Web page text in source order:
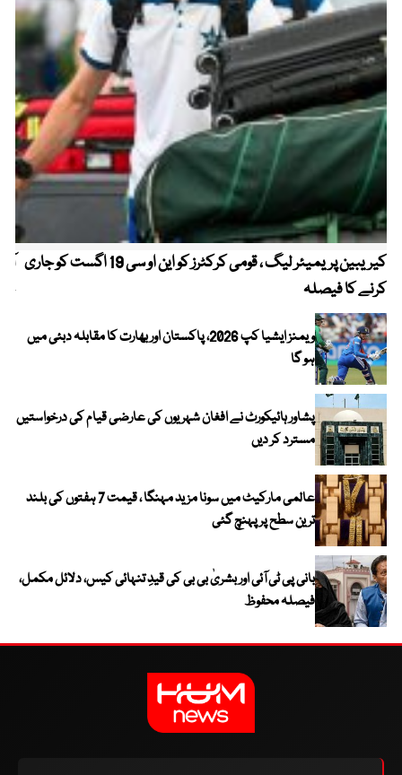
کیریبین پریمیئر لیگ ، قومی کرکٹرز کو این او سی 19 اگست کو جاری
کرنے کا فیصلہ
ویمنز ایشیا کپ 2026، پاکستان اور بھارت کا مقابلہ دبئی میں
ہو گا
پشاور ہائیکورٹ نے افغان شہریوں کی عارضی قیام کی درخواستیں
مسترد کر دیں
عالمی مارکیٹ میں سونا مزید مہنگا ، قیمت 7 ہفتوں کی بلند
ترین سطح پر پہنچ گئی
بانی پی ٹی آئی اور بشریٰ بی بی کی قیدِ تنہائی کیس، دلائل مکمل،
فیصلہ محفوظ